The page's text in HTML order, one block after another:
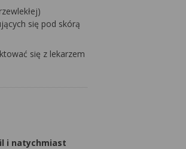
się pod skórą
się z lekarzem
i natychmiast